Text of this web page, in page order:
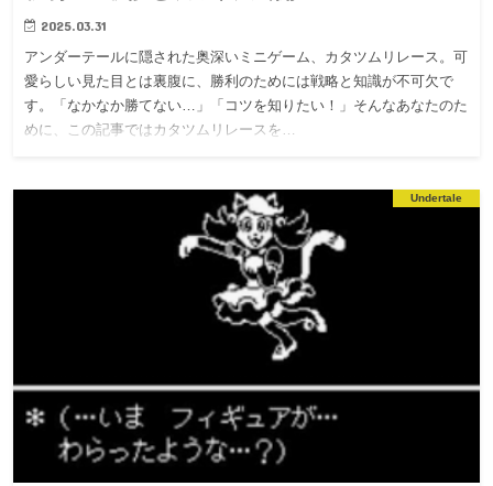
2025.03.31
アンダーテールに隠された奥深いミニゲーム、カタツムリレース。可
愛らしい見た目とは裏腹に、勝利のためには戦略と知識が不可欠で
す。「なかなか勝てない…」「コツを知りたい！」そんなあなたのた
めに、この記事ではカタツムリレースを…
Undertale